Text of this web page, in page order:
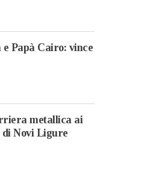
Papà Cairo: vince
metallica ai
Novi Ligure